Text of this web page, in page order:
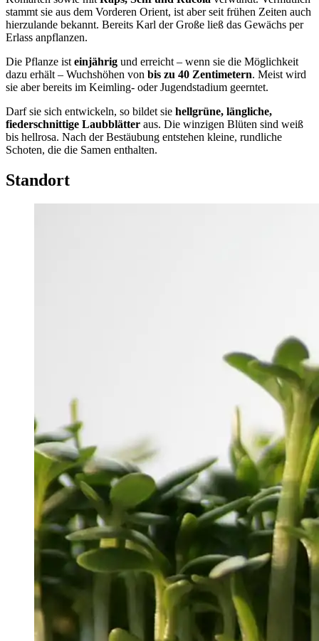
stammt sie aus dem Vorderen Orient, ist aber seit frühen Zeiten auch
hierzulande bekannt. Bereits Karl der Große ließ das Gewächs per
Erlass anpflanzen.
Die Pflanze ist einjährig und erreicht – wenn sie die Möglichkeit
dazu erhält – Wuchshöhen von bis zu 40 Zentimetern. Meist wird
sie aber bereits im Keimling- oder Jugendstadium geerntet.
Darf sie sich entwickeln, so bildet sie hellgrüne, längliche,
fiederschnittige Laubblätter aus. Die winzigen Blüten sind weiß
bis hellrosa. Nach der Bestäubung entstehen kleine, rundliche
Schoten, die die Samen enthalten.
Standort